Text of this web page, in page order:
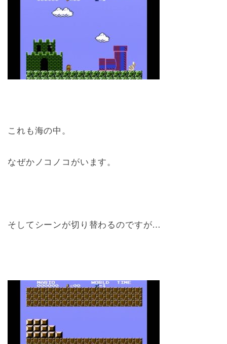
これも海の中。
なぜかノコノコがいます。
そしてシーンが切り替わるのですが…